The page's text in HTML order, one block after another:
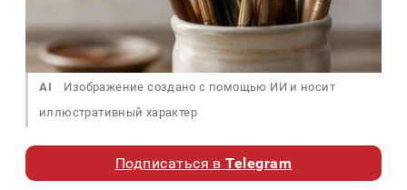
AI
Изображение создано с помощью ИИ и носит
иллюстративный характер
Подписаться вTelegram